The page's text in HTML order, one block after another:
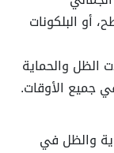
أو البلكونات
الظل والحماية
جميع الأوقات.
والظل في